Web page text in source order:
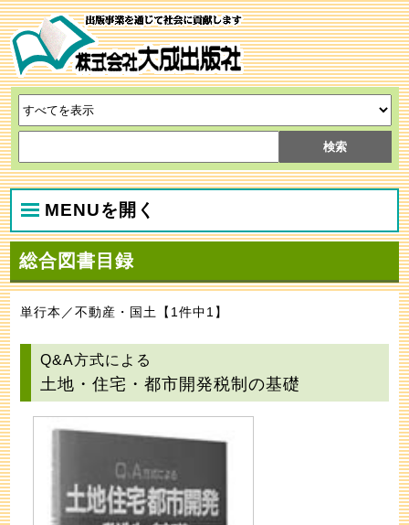
MENUを開く
総合図書目録
単行本／不動産・国土【1件中1】
Q&A方式による
土地・住宅・都市開発税制の基礎